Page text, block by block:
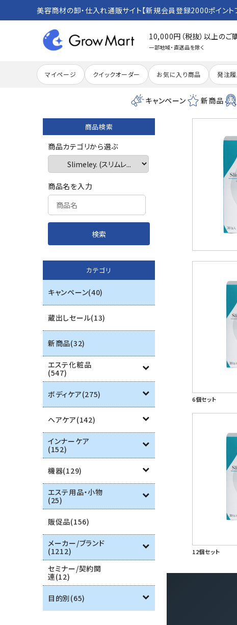
美容商材の卸・仕入れ通販サイト【新規会員登録2000ポイント
10,000円（税抜）以上のご
一部地域・直送品を除く
マイページ クイックオーダー お気に入り商品 発注
キャンペーン 新商品
search
ACCOUNT MENU
カテゴリーから探す
エステ用品
ブランド一覧
ご利用ガイド
プライバシーポリシー
特定商取引法について
お問い合わせ
商品検索
商品カテゴリから選ぶ
商品名を入力
カテゴリ
キャンペーン(40)
蔵出しセール(13)
新商品(32)
エステ化粧品
(547)
ボディケア(275)
ヘアケア(142)
インナーケア
(152)
機器(129)
エステ用品・小物
(25)
販促品(156)
メーカー/ブランド
(1212)
セミナー/契約関
連(12)
目的別(65)
6個セット
12個セット